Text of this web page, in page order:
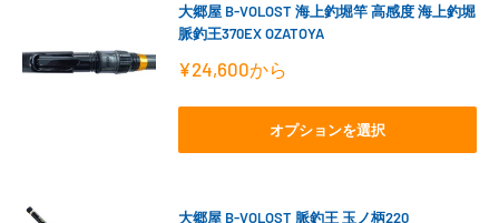
大郷屋 B-VOLOST 海上釣堀竿 高感度 海上釣堀
脈釣王370EX OZATOYA
販
価
¥24,600から
オプションを選択
大郷屋 B-VOLOST 脈釣王 玉ノ柄220